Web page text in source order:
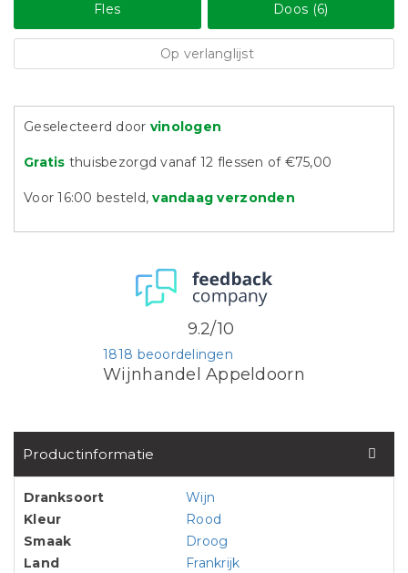
Fles Doos (6)
Op verlanglijst
Geselecteerd door vinologen
Gratis thuisbezorgd vanaf 12 flessen of €75,00
Voor 16:00 besteld,vandaag verzonden
Wijnhandel Appeldoorn
1818 beoordelingen
9.2/10
Productinformatie
Dranksoort
Wijn
Kleur
Rood
Smaak
Droog
Land
Frankrijk